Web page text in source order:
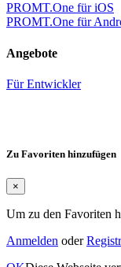
PROMT.One für iOS
PROMT.One für
Angebote
Für Entwickler
Zu Favoriten hinzufügen
×
Um zu den Favoriten
Anmelden oder